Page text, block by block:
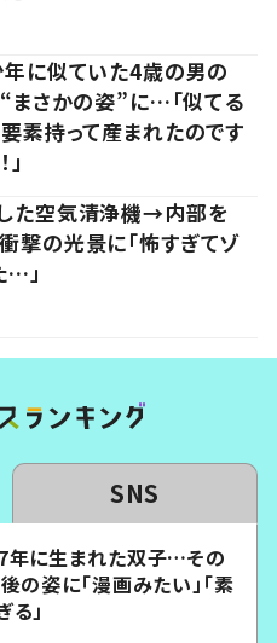
年に似ていた4歳の男の
まさかの姿”に…「似てる
要素持って産まれたのです
た空気清浄機→内部を
撃の光景に「怖すぎてゾ
…」
SNS
年に生まれた双子…その
の姿に「漫画みたい」「素
る」